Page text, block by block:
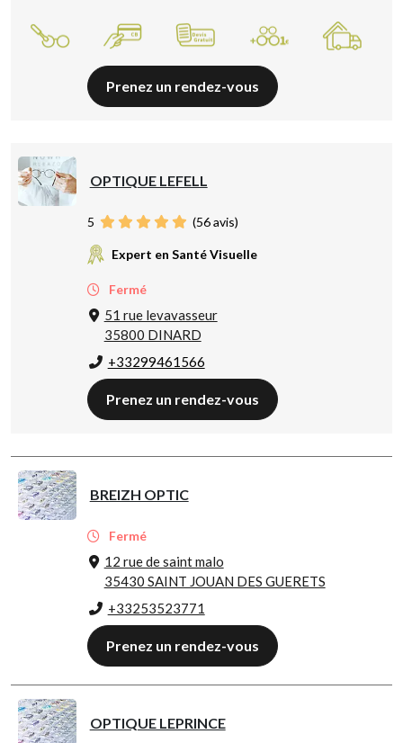
Prenez un rendez-vous
OPTIQUE LEFELL
5 (56avis)
Expert en Santé Visuelle
Fermé
51 rue levavasseur
35800 DINARD
+33299461566
Prenez un rendez-vous
BREIZH OPTIC
Fermé
12 rue de saint malo
35430 SAINT JOUAN DES GUERETS
+33253523771
Prenez un rendez-vous
OPTIQUE LEPRINCE